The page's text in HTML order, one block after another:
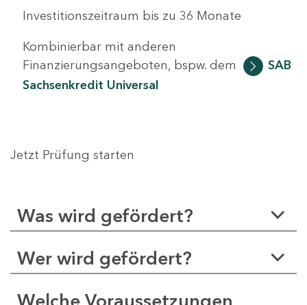
Investitionszeitraum bis zu 36 Monate
Kombinierbar mit anderen
Finanzierungsangeboten, bspw. dem
SAB
Sachsenkredit Universal
Jetzt Prüfung starten
Was wird gefördert?
Wer wird gefördert?
Welche Voraussetzungen